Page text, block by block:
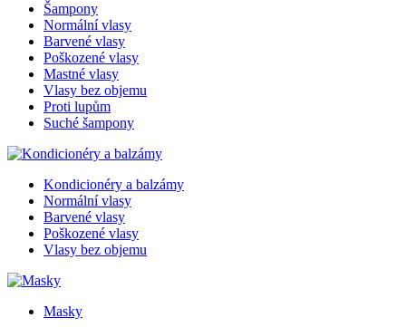
Šampony
Normální vlasy
Barvené vlasy
Poškozené vlasy
Mastné vlasy
Vlasy bez objemu
Proti lupům
Suché šampony
Kondicionéry a balzámy
Normální vlasy
Barvené vlasy
Poškozené vlasy
Vlasy bez objemu
Masky